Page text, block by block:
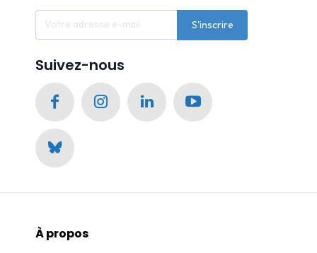
S'inscrire
Suivez-nous
À propos